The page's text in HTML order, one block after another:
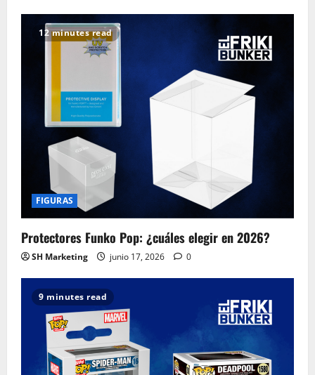
12 minutes read
FIGURAS
Protectores Funko Pop: ¿cuáles elegir en 2026?
SH Marketing junio 17, 2026 0
9 minutes read